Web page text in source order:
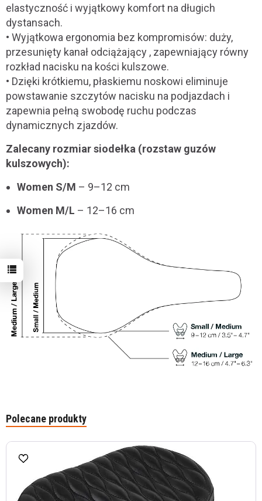
elastyczność i wyjątkowy komfort na długich
dystansach.
• Wyjątkowa ergonomia bez kompromisów: duży,
przesunięty kanał odciążający , zapewniający równy
rozkład nacisku na kości kulszowe.
• Dzięki krótkiemu, płaskiemu noskowi eliminuje
powstawanie szczytów nacisku na podjazdach i
zapewnia pełną swobodę ruchu podczas
dynamicznych zjazdów.
Zalecany rozmiar siodełka (rozstaw guzów
kulszowych):
Women S/M – 9–12 cm
Women M/L – 12–16 cm
Polecane produkty